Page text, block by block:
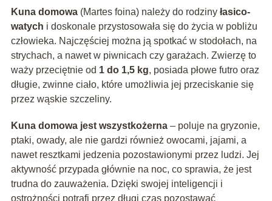
Kuna domowa(Martes foina) należy do rodziny łasico­
watych i doskonale przystosowała się do życia w pobliżu
człowieka. Najczęściej można ją spotkać w stodołach, na
strychach, a nawet w piwnicach czy garażach. Zwierzę to
waży przeciętnie od 1 do 1,5 kg, posiada płowe futro oraz
długie, zwinne ciało, które umożliwia jej przeciskanie się
przez wąskie szczeliny.
Kuna domowa jest wszystkożerna– poluje na gryzonie,
ptaki, owady, ale nie gardzi również owocami, jajami, a
nawet resztkami jedzenia pozostawionymi przez ludzi. Jej
aktywność przypada głównie na noc, co sprawia, że jest
trudna do zauważenia. Dzięki swojej inteligencji i
ostrożności potrafi przez długi czas pozostawać